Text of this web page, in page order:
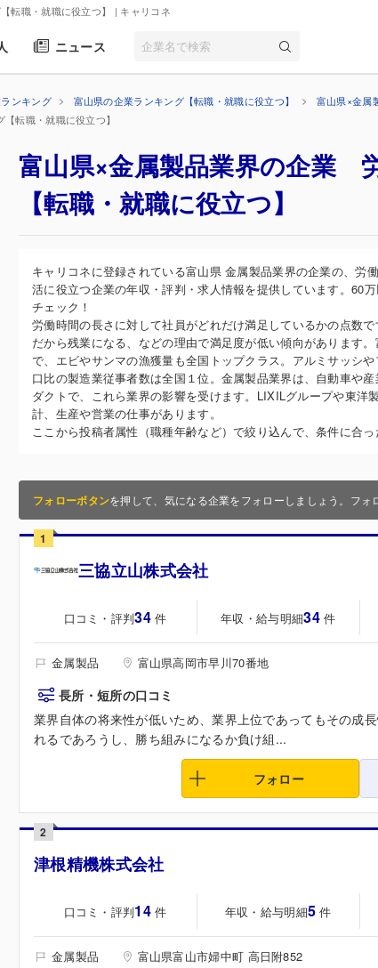
職・就職に役立つ】 | キャリコネ
ニュース
ンキング 富山県の企業ランキング【転職・就職に役立つ】
富山県×金属
転職・就職に役立つ】
富山県×金属製品業界の企業
【転職・就職に役立つ】
キャリコネに登録されている富山県 金属製品業界の企業の、労
活に役立つ企業の年収・評判・求人情報を提供しています。60
チェック！
労働時間の長さに対して社員がどれだけ満足しているかの点数
だから残業になる、などの理由で満足度が低い傾向があります
で、エビやサンマの漁獲量も全国トップクラス。アルミサッシ
口比の製造業従事者数は全国１位。金属製品業界は、自動車や
ダクトで、これら業界の影響を受けます。LIXILグループや東
計、生産や営業の仕事があります。
ここから投稿者属性（職種年齢など）で絞り込んで、条件に合っ
フォローボタンを押して、気になる企業をフォローしましょう。フォ
1
三協立山株式会社
口コミ・評判34 件 年収・給与明細34 件
金属製品 富山県高岡市早川70番地
長所・短所の口コミ
業界自体の将来性が低いため、業界上位であってもその成
れるであろうし、勝ち組みになるか負け組...
フォロー
2
津根精機株式会社
口コミ・評判14 件 年収・給与明細5 件
金属製品 富山県富山市婦中町 高日附852